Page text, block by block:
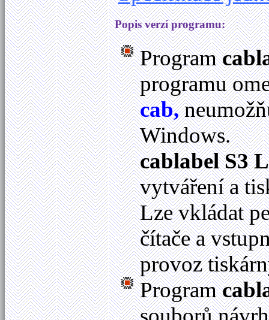
Popis verzí programu:
Program
programu
cab,
Windows.
cablabel S3
vytváření a
Lze vkládat
čítače a
provoz
Program